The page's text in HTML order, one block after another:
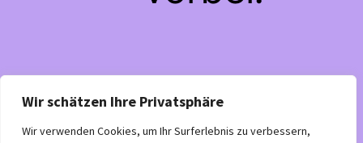
Wir schätzen Ihre Privatsphäre
Wir verwenden Cookies, um Ihr Surferlebnis zu verbessern,